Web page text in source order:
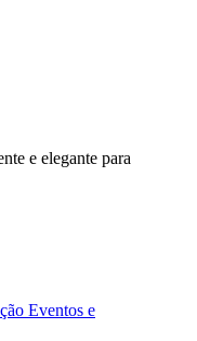
e elegante para
Eventos e